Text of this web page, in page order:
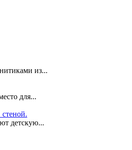
из...
для...
детскую...